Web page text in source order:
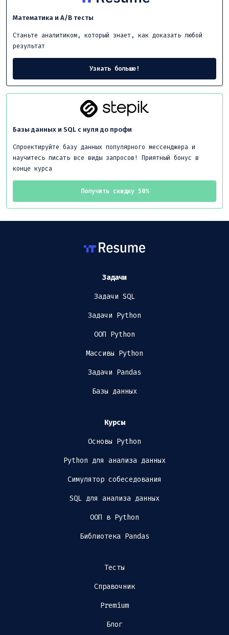
Математика и A/B тесты
Станьте аналитиком, который знает, как доказать любой
результат
Узнать больше!
Базы данных и SQL с нуля до профи
Спроектируйте базу данных популярного мессенджера и
научитесь писать все виды запросов! Приятный бонус в
конце курса
Получить скидку 50%
Задачи
Задачи SQL
Задачи Python
ООП Python
Массивы Python
Задачи Pandas
Базы данных
Курсы
Основы Python
Python для анализа данных
Симулятор собеседования
SQL для анализа данных
ООП в Python
Библиотека Pandas
Тесты
Справочник
Premium
Блог